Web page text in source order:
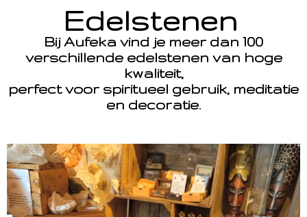
Edelstenen
Bij Aufeka vind je meer dan 100
verschillende edelstenen van hoge
kwaliteit,
perfect voor spiritueel gebruik, meditatie
en decoratie.